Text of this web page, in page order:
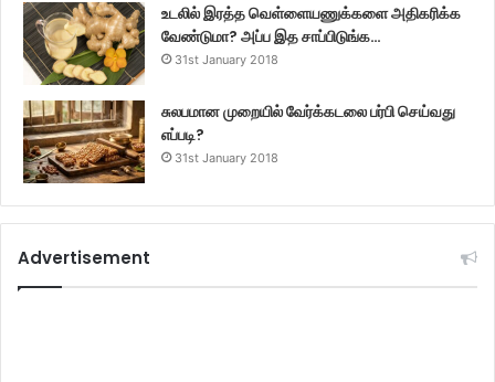
உடலில் இரத்த வெள்ளையணுக்களை அதிகரிக்க
வேண்டுமா? அப்ப இத சாப்பிடுங்க…
31st January 2018
சுலபமான முறையில் வேர்க்கடலை பர்பி செய்வது
எப்படி?
31st January 2018
Advertisement